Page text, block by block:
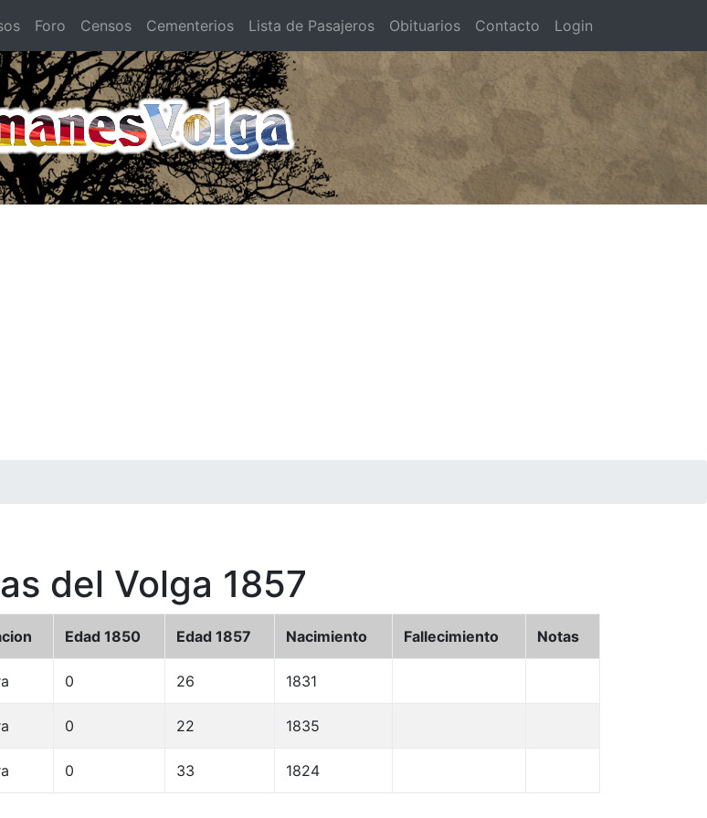
Foro Censos Cementerios Lista de Pasajeros Obituarios Contacto Login
del Volga 1857
Edad 1850 Edad 1857 Nacimiento Fallecimiento Notas
0 26 1831
0 22 1835
0 33 1824